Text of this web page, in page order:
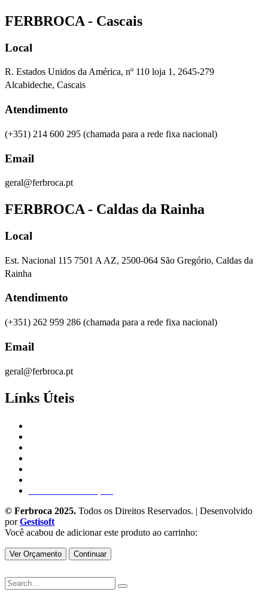
FERBROCA - Cascais
Local
R. Estados Unidos da América, nº 110 loja 1, 2645-279
Alcabideche, Cascais
Atendimento
(+351) 214 600 295 (chamada para a rede fixa nacional)
Email
geral@ferbroca.pt
FERBROCA - Caldas da Rainha
Local
Est. Nacional 115 7501 A AZ, 2500-064 São Gregório, Caldas da
Rainha
Atendimento
(+351) 262 959 286 (chamada para a rede fixa nacional)
Email
geral@ferbroca.pt
Línks Úteis
© Ferbroca 2025. Todos os Direitos Reservados. | Desenvolvido
porGestisoft
Você acabou de adicionar este produto ao carrinho:
Ver Orçamento Continuar